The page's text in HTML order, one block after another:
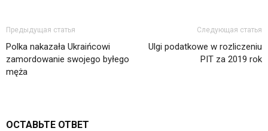
Предыдущая статья
Polka nakazała Ukraińcowi
zamordowanie swojego byłego
męża
Следующая статья
Ulgi podatkowe w rozliczeniu
PIT za 2019 rok
ОСТАВЬТЕ ОТВЕТ